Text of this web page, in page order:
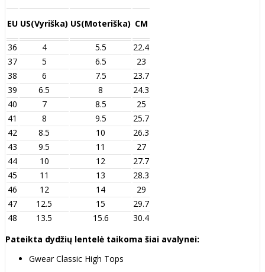
EU US(Vyriška) US(Moteriška) CM
36 4 5.5
22.4
37
5 6.5
23
38
6 7.5
23.7
39
6.5 8
24.3
40
7 8.5
25
41
8 9.5
25.7
42
8.5 10
26.3
43
9.5 11
27
44
10 12
27.7
45
11 13
28.3
46
12 14
29
47
12.5 15
29.7
48
13.5 15.6
30.4
Pateikta dydžių lentelė taikoma šiai avalynei:
Gwear Classic High Tops